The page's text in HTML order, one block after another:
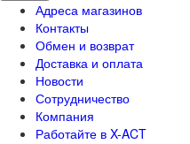
Адреса магазинов
Контакты
Обмен и возврат
Доставка и оплата
Новости
Сотрудничество
Компания
Работайте в X-ACT